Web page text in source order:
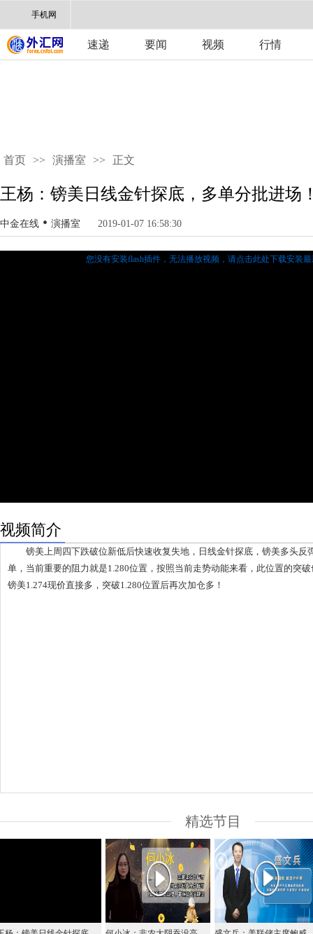
手机网
速递 要闻 视频 行情
首页 >> 演播室 >> 正文
王杨：镑美日线金针探底，多单分批进场
中金在线 • 演播室 2019-01-07 16:58:30
您没有安装flash插件，无法播放视频， 请点击此处下载安装
视频简介
镑美上周四下跌破位新低后快速收复失地，日线金针探底，镑美多头反
单，当前重要的阻力就是1.280位置，按照当前走势动能来看，此位置的突
镑美1.274现价直接多，突破1.280位置后再次加仓多！
精选节目